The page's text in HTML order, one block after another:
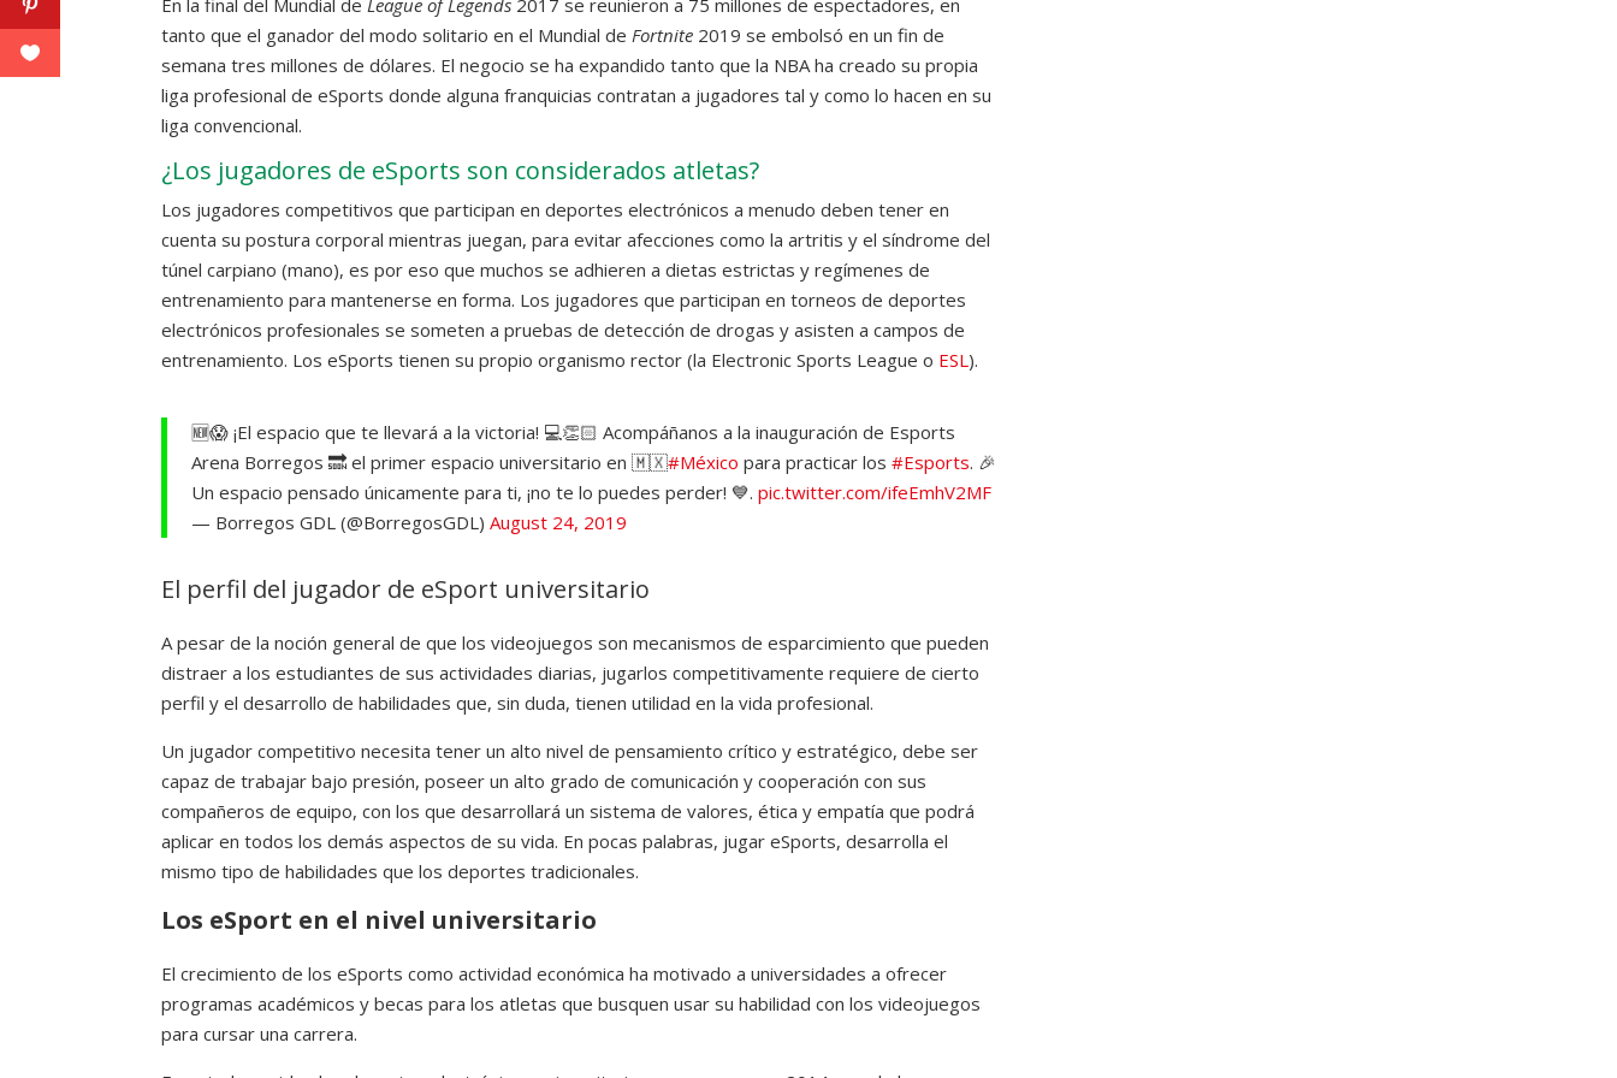
En la final del Mundial deLeague of Legends 2017 se reunieron a 75 millones de espectadores, en
tanto que el ganador del modo solitario en el Mundial deFortnite 2019 se embolsó en un fin de
semana tres millones de dólares. El negocio se ha expandido tanto que la NBA ha creado su propia
liga profesional de eSports donde alguna franquicias contratan a jugadores tal y como lo hacen en su
liga convencional.
¿Los jugadores de eSports son considerados atletas?
Los jugadores competitivos que participan en deportes electrónicos a menudo deben tener en
cuenta su postura corporal mientras juegan, para evitar afecciones como la artritis y el síndrome del
túnel carpiano (mano), es por eso que muchos se adhieren a dietas estrictas y regímenes de
entrenamiento para mantenerse en forma. Los jugadores que participan en torneos de deportes
electrónicos profesionales se someten a pruebas de detección de drogas y asisten a campos de
entrenamiento. Los eSports tienen su propio organismo rector (la Electronic Sports League o ESL).
🆕😱 ¡El espacio que te llevará a la victoria! 💻👏🏻 Acompáñanos a la inauguración de Esports
Arena Borregos 🔜 el primer espacio universitario en 🇲🇽#México para practicar los#Esports. 🎉
Un espacio pensado únicamente para ti, ¡no te lo puedes perder! 💙.pic.twitter.com/ifeEmhV2MF
— Borregos GDL (@BorregosGDL)August 24, 2019
El perfil del jugador de eSport universitario
A pesar de la noción general de que los videojuegos son mecanismos de esparcimiento que pueden
distraer a los estudiantes de sus actividades diarias, jugarlos competitivamente requiere de cierto
perfil y el desarrollo de habilidades que, sin duda, tienen utilidad en la vida profesional.
Un jugador competitivo necesita tener un alto nivel de pensamiento crítico y estratégico, debe ser
capaz de trabajar bajo presión, poseer un alto grado de comunicación y cooperación con sus
compañeros de equipo, con los que desarrollará un sistema de valores, ética y empatía que podrá
aplicar en todos los demás aspectos de su vida. En pocas palabras, jugar eSports, desarrolla el
mismo tipo de habilidades que los deportes tradicionales.
Los eSport en el nivel universitario
El crecimiento de los eSports como actividad económica ha motivado a universidades a ofrecer
programas académicos y becas para los atletas que busquen usar su habilidad con los videojuegos
para cursar una carrera.